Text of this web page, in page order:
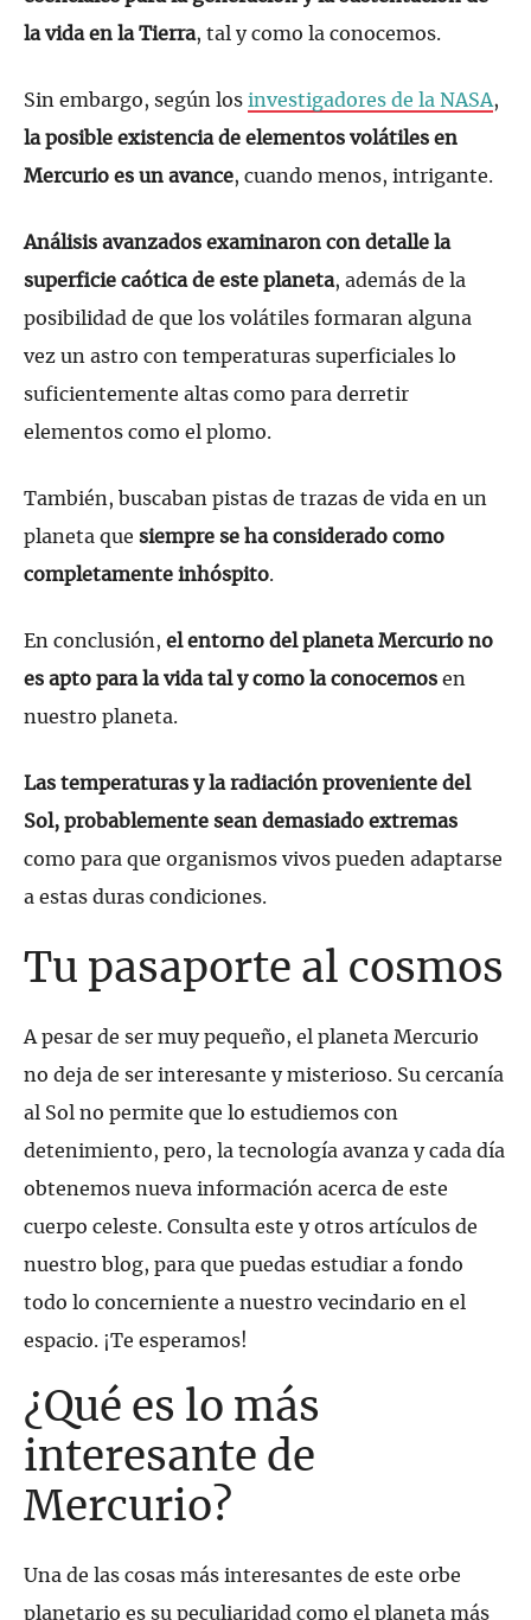
la vida en la Tierra, tal y como la conocemos.
Sin embargo, según los investigadores de la NASA,
la posible existencia de elementos volátiles en
Mercurio es un avance, cuando menos, intrigante.
Análisis avanzados examinaron con detalle la
superficie caótica de este planeta, además de la
posibilidad de que los volátiles formaran alguna
vez un astro con temperaturas superficiales lo
suficientemente altas como para derretir
elementos como el plomo.
También, buscaban pistas de trazas de vida en un
planeta que siempre se ha considerado como
completamente inhóspito.
En conclusión, el entorno del planeta Mercurio no
es apto para la vida tal y como la conocemos en
nuestro planeta.
Las temperaturas y la radiación proveniente del
Sol, probablemente sean demasiado extremas
como para que organismos vivos pueden adaptarse
a estas duras condiciones.
Tu pasaporte al cosmos
A pesar de ser muy pequeño, el planeta Mercurio
no deja de ser interesante y misterioso. Su cercanía
al Sol no permite que lo estudiemos con
detenimiento, pero, la tecnología avanza y cada día
obtenemos nueva información acerca de este
cuerpo celeste. Consulta este y otros artículos de
nuestro blog, para que puedas estudiar a fondo
todo lo concerniente a nuestro vecindario en el
espacio. ¡Te esperamos!
¿Qué es lo más
interesante de
Mercurio?
Una de las cosas más interesantes de este orbe
planetario es su peculiaridad como el planeta más